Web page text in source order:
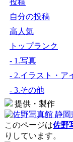
投稿
自分の投稿
高人気
トップランク
- 1.写真
- 2.イラスト・ア
- 3.その他
提供・製作
このページは佐野
りしています。